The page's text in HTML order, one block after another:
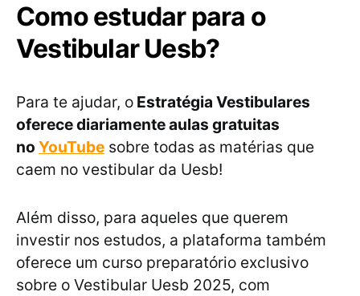
Como estudar para o
Vestibular Uesb?
Para te ajudar, o Estratégia Vestibulares
oferece diariamente aulas gratuitas
no YouTube sobre todas as matérias que
caem no vestibular da Uesb!
Além disso, para aqueles que querem
investir nos estudos, a plataforma também
oferece um curso preparatório exclusivo
sobre o Vestibular Uesb 2025, com